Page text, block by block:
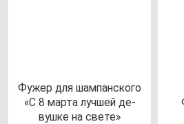
Фужер для шам­пан­ско­го
«С 8 мар­та луч­шей де­
вуш­ке на све­те»